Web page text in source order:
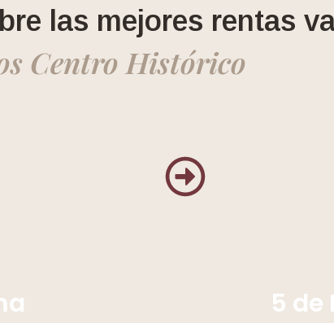
las mejores rentas
Centro Histórico
5 de